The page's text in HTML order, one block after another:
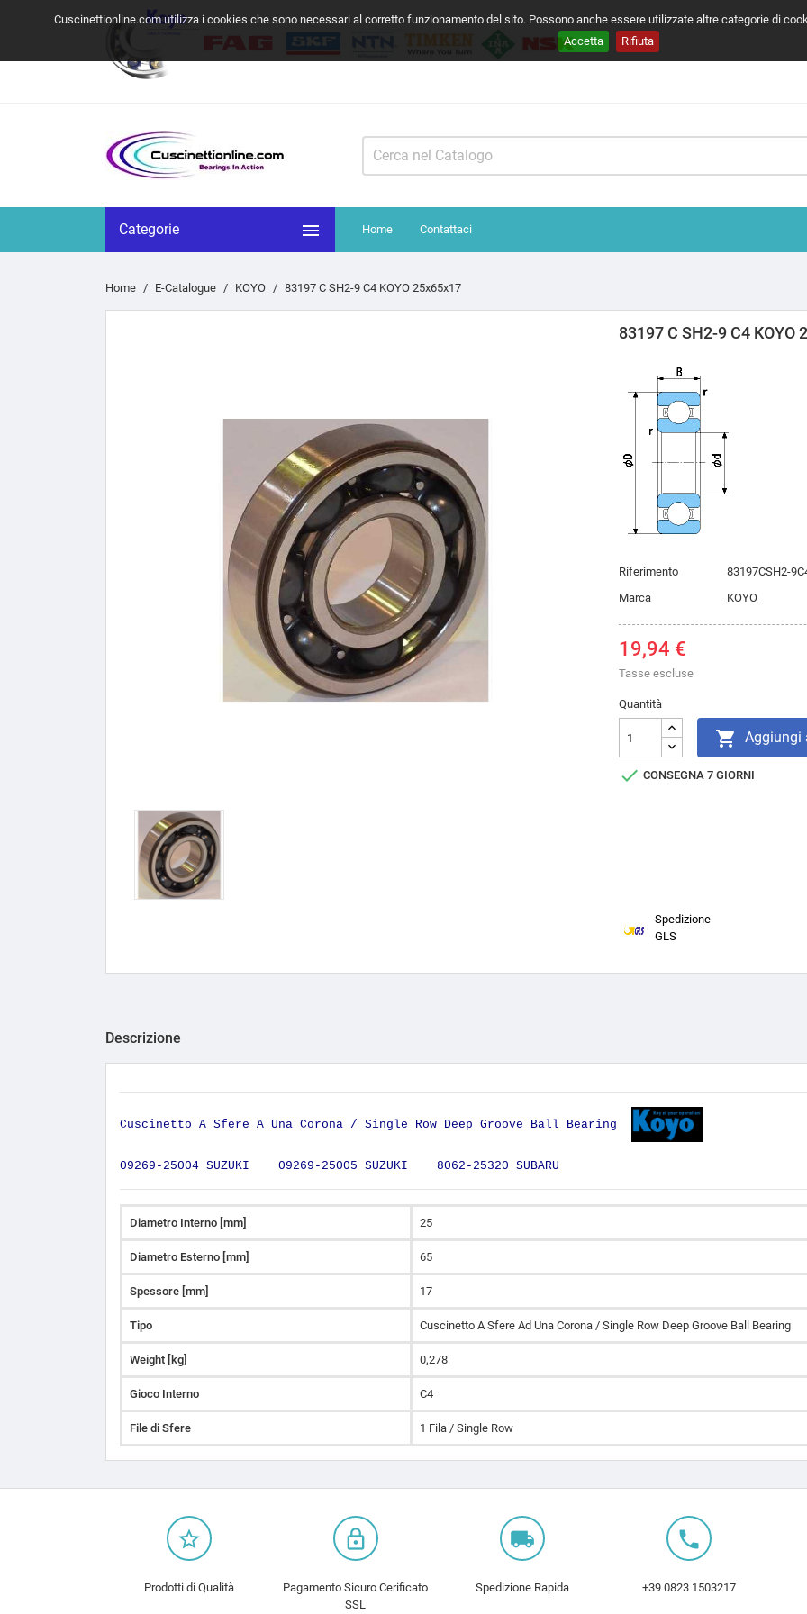
Cuscinettionline.com utilizza i cookies che sono necessari al corretto funzionamento del sito. Possono anche essere utilizzate altre categorie di
Accetta
Rifiuta
Categorie  Home Contattaci
Home E-Catalogue KOYO 83197 C SH2-9 C4 KOYO 25x65x17
83197 C SH2-9 C4 KOYO
Riferimento
83197CSH2-
Marca
KOYO
19,94 €
Tasse escluse
Quantità
 Aggiungi
 CONSEGNA 7 GIORNI
Spedizione
GLS
Descrizione
Cuscinetto A Sfere A Una Corona / Single Row Deep Groove Ball Bearing
09269-25004 SUZUKI 09269-25005 SUZUKI 8062-25320 SUBARU
Diametro Interno [mm] 25
Diametro Esterno [mm] 65
Spessore [mm] 17
Tipo Cuscinetto A Sfere Ad Una Corona / Single Row Deep Groove Ball Bearing
Weight [kg] 0,278
Gioco Interno C4
File di Sfere 1 Fila / Single Row
star_border
Prodotti di Qualità
lock_outline
Pagamento Sicuro Cerificato
SSL
local_shipping
Spedizione Rapida
local_phone
+39 0823 1503217